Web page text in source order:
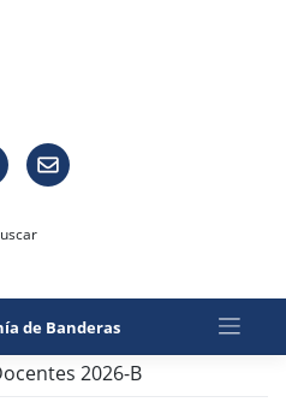
de Banderas
2026-B